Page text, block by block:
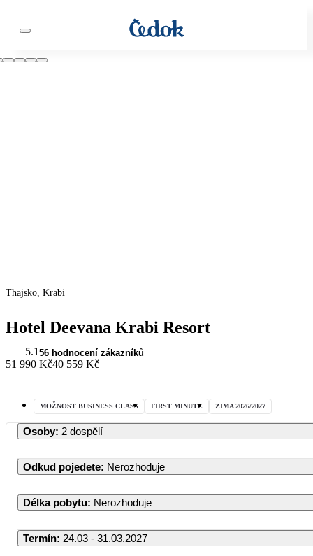
Thajsko, Krabi
Hotel Deevana Krabi Resort
5.1 56 hodnocení zákazníků
51 990 Kč40 559 Kč
MOŽNOST BUSINESS CLASS FIRST MINUTE ZIMA 2026/2027
Osoby: 2 dospělí
Odkud pojedete: Nerozhoduje
Délka pobytu: Nerozhoduje
Termín: 24.03 - 31.03.2027